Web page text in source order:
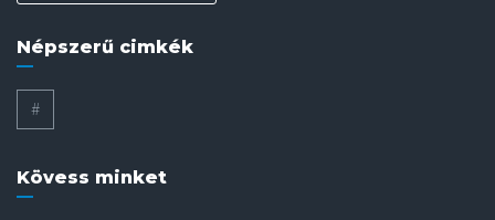
Népszerű cimkék
#
Kövess minket